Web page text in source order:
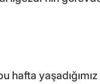
hafta